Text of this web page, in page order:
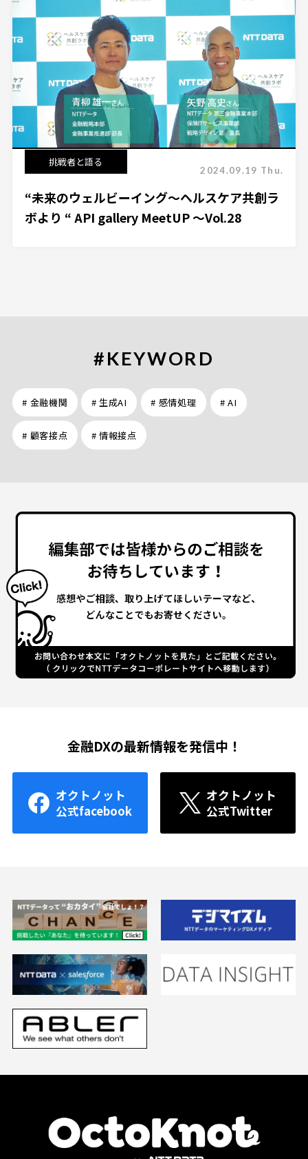
挑戦者と語る
2024.09.19 Thu.
“未来のウェルビーイング～ヘルスケア共創ラ
ボより “ API gallery MeetUP ～Vol.28
#KEYWORD
# 金融機関 # 生成AI # 感情処理 # AI
# 顧客接点 # 情報接点
金融DXの最新情報を発信中！
オクトノット
公式facebook
オクトノット
公式Twitter